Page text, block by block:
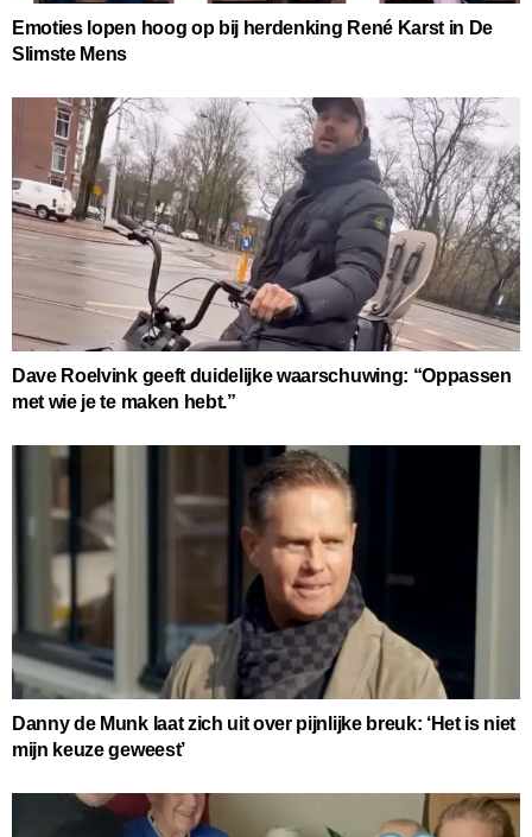
Emoties lopen hoog op bij herdenking René Karst in De
Slimste Mens
Dave Roelvink geeft duidelijke waarschuwing: “Oppassen
met wie je te maken hebt.”
Danny de Munk laat zich uit over pijnlijke breuk: ‘Het is niet
mijn keuze geweest’